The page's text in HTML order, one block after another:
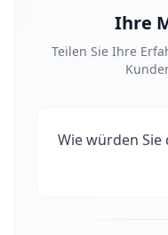
Ihre
Teilen Sie Ihre
Wie würden